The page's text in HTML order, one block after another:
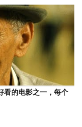
看的电影之一，每个